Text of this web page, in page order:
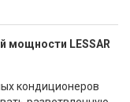
мощности LESSAR
кондиционеров